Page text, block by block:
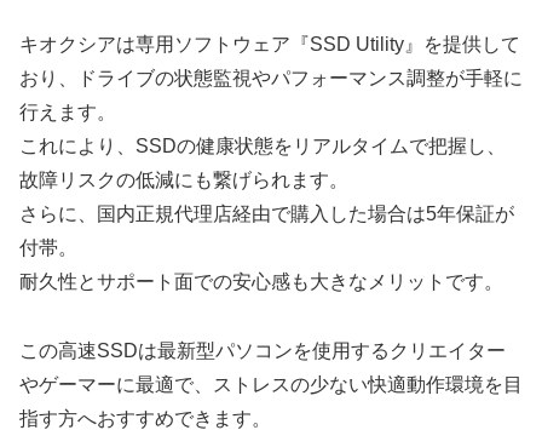
キオクシアは専用ソフトウェア『SSD Utility』を提供して
おり、ドライブの状態監視やパフォーマンス調整が手軽に
行えます。
これにより、SSDの健康状態をリアルタイムで把握し、
故障リスクの低減にも繋げられます。
さらに、国内正規代理店経由で購入した場合は5年保証が
付帯。
耐久性とサポート面での安心感も大きなメリットです。
この高速SSDは最新型パソコンを使用するクリエイター
やゲーマーに最適で、ストレスの少ない快適動作環境を目
指す方へおすすめできます。